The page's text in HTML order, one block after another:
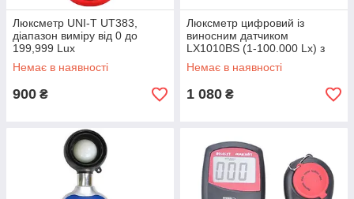
Люксметр UNI-T UT383,
діапазон виміру від 0 до
199,999 Lux
Немає в наявності
900 ₴
Люксметр цифровий із
виносним датчиком
LX1010BS (1-100.000 Lx) з
вибором діапазону
вимірювань
Немає в наявності
1 080 ₴